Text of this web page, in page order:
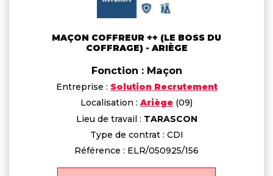
MAÇON COFFREUR ++ (LE BOSS DU
COFFRAGE) - ARIÈGE
Fonction : Maçon
Entreprise : Solution Recrutement
Localisation : Ariège (09)
Lieu de travail : TARASCON
Type de contrat : CDI
Référence : ELR/050925/156